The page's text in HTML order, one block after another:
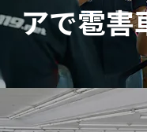
アで雹害